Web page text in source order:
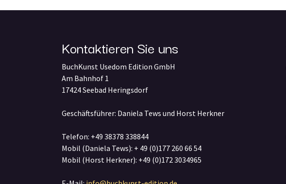
Kontaktieren Sie uns
BuchKunst Usedom Edition GmbH
Am Bahnhof 1
17424 Seebad Heringsdorf
Geschäftsführer: Daniela Tews und Horst Herkner
Telefon: +49 38378 338844
Mobil (Daniela Tews): + 49 (0)177 260 66 54
Mobil (Horst Herkner): +49 (0)172 3034965